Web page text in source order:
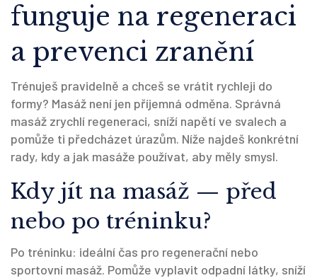
funguje na regeneraci
a prevenci zranění
Trénuješ pravidelně a chceš se vrátit rychleji do
formy? Masáž není jen příjemná odměna. Správná
masáž zrychlí regeneraci, sníží napětí ve svalech a
pomůže ti předcházet úrazům. Níže najdeš konkrétní
rady, kdy a jak masáže používat, aby měly smysl.
Kdy jít na masáž — před
nebo po tréninku?
Po tréninku: ideální čas pro regenerační nebo
sportovní masáž. Pomůže vyplavit odpadní látky, sníží